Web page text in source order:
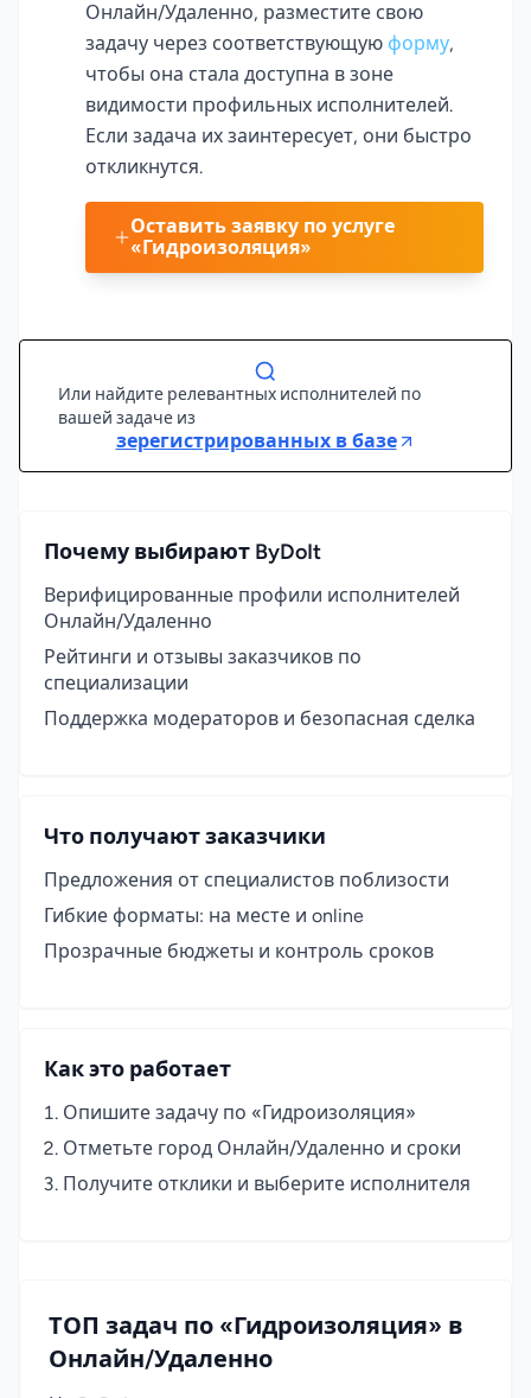
Онлайн/Удаленно, разместите свою
задачу через соответствующую форму,
чтобы она стала доступна в зоне
видимости профильных исполнителей.
Если задача их заинтересует, они быстро
откликнутся.
Оставить заявку по услуге
«Гидроизоляция»
Или найдите релевантных исполнителей по
вашей задаче из
зерегистрированных в базе
Почему выбирают ByDoIt
Верифицированные профили исполнителей
Онлайн/Удаленно
Рейтинги и отзывы заказчиков по
специализации
Поддержка модераторов и безопасная сделка
Что получают заказчики
Предложения от специалистов поблизости
Гибкие форматы: на месте и online
Прозрачные бюджеты и контроль сроков
Как это работает
Опишите задачу по «Гидроизоляция»
Отметьте город Онлайн/Удаленно и сроки
Получите отклики и выберите исполнителя
ТОП задач по «Гидроизоляция» в
Онлайн/Удаленно